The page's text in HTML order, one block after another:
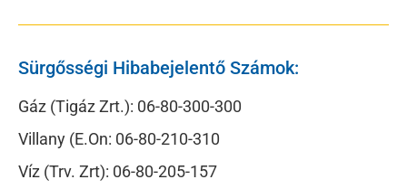
Sürgősségi Hibabejelentő Számok:
Gáz (Tigáz Zrt.): 06-80-300-300
Villany (E.On: 06-80-210-310
Víz (Trv. Zrt): 06-80-205-157